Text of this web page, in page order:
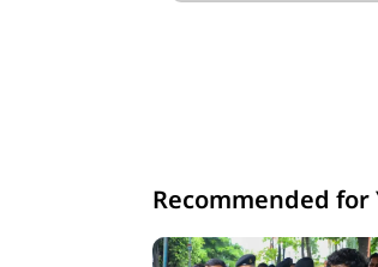
Recommended for